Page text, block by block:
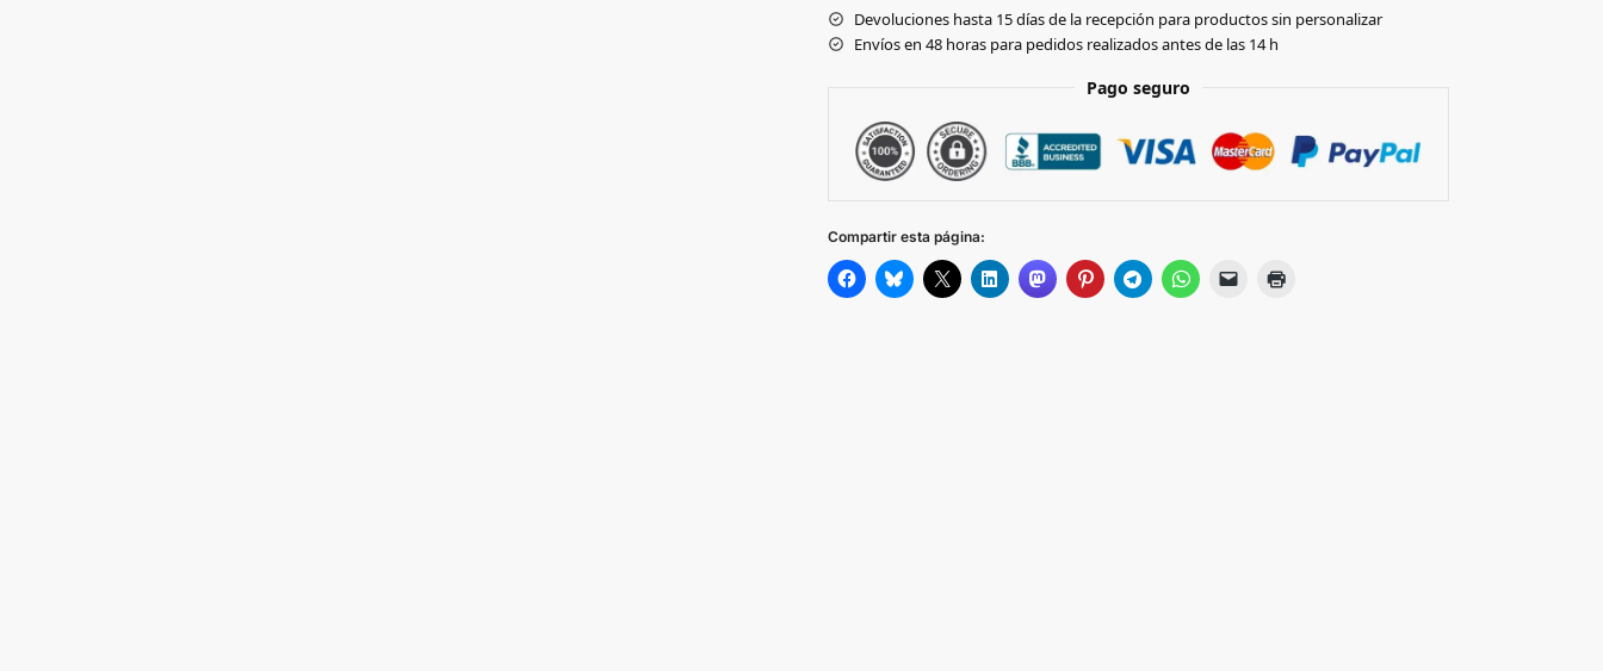
Devoluciones hasta 15 días de la recepción para productos sin personalizar
Envíos en 48 horas para pedidos realizados antes de las 14 h
Pago seguro
Compartir esta página: